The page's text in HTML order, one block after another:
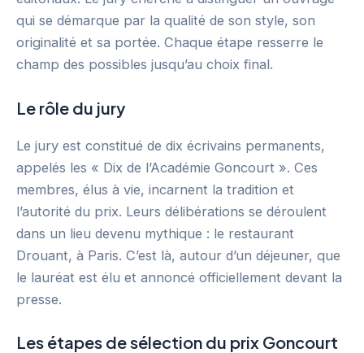
qui se démarque par la qualité de son style, son
originalité et sa portée. Chaque étape resserre le
champ des possibles jusqu’au choix final.
Le rôle du jury
Le jury est constitué de dix écrivains permanents,
appelés les « Dix de l’Académie Goncourt ». Ces
membres, élus à vie, incarnent la tradition et
l’autorité du prix. Leurs délibérations se déroulent
dans un lieu devenu mythique : le restaurant
Drouant, à Paris. C’est là, autour d’un déjeuner, que
le lauréat est élu et annoncé officiellement devant la
presse.
Les étapes de sélection du prix Goncourt